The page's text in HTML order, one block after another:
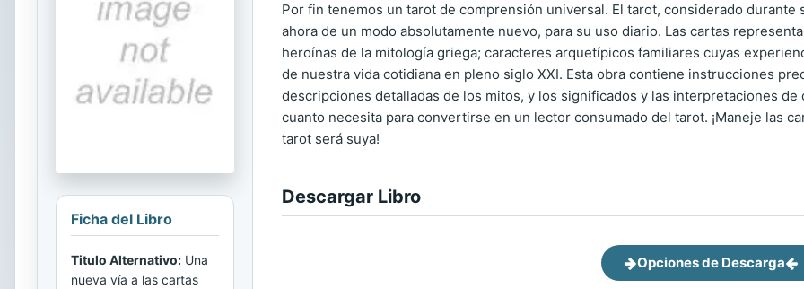
Ficha del Libro
Titulo Alternativo: Una
nueva vía a las cartas
Por fin tenemos un tarot de comprensión universal. El tarot, considerado
ahora de un modo absolutamente nuevo, para su uso diario. Las cartas
heroínas de la mitología griega; caracteres arquetípicos familiares cuyas
de nuestra vida cotidiana en pleno siglo XXI. Esta obra contiene instrucciones
descripciones detalladas de los mitos, y los significados y las interpretaciones
cuanto necesita para convertirse en un lector consumado del tarot. ¡Maneje las
tarot será suya!
Descargar Libro
Opciones de Descarga